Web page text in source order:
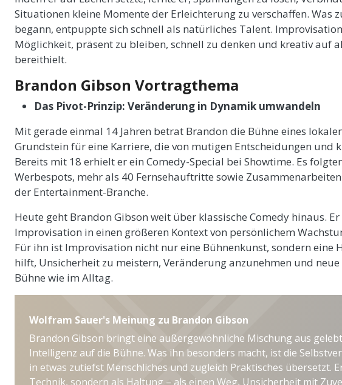
Situationen kleine Momente der Erleichterung zu verschaffen. Was
begann, entpuppte sich schnell als natürliches Talent.
Möglichkeit, präsent zu bleiben, schnell zu denken und kreativ auf
bereithielt.
Brandon Gibson Vortragthema
Das Pivot-Prinzip: Veränderung in Dynamik umwandeln
Mit gerade einmal 14 Jahren betrat Brandon die Bühne eines
Grundstein für eine Karriere, die von mutigen Entscheidungen und
Bereits mit 18 erhielt er ein Comedy-Special bei Showtime. Es
Werbespots, mehr als 40 Fernsehauftritte sowie
der Entertainment-Branche.
Heute geht Brandon Gibson weit über klassische Comedy hinaus.
Improvisation in einen größeren Kontext von persönlichem
Für ihn ist Improvisation nicht nur eine Bühnenkunst, sondern eine
hilft, Unsicherheit zu meistern, Veränderung anzunehmen und
Bühne wie im Alltag.
Wolfram Sauer's Meinung zu Brandon Gibson
Brandon Gibson bringt eine außergewöhnliche Mischung aus
Intelligenz auf die Bühne. Was ihn besonders macht, ist die
in etwas zutiefst Menschliches und zugleich Praktisches übersetzt.
Technik, sondern als Haltung – als einen Weg, Unsicherheit mit